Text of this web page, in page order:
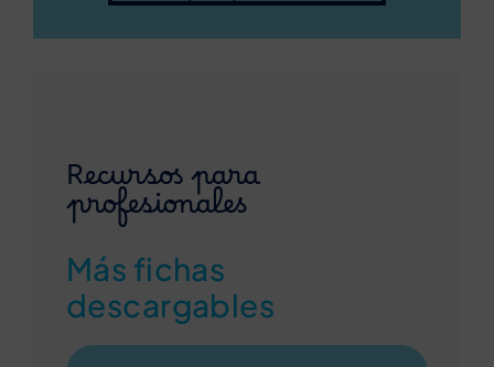
Recursos para
profesionales
Más fichas
descargables